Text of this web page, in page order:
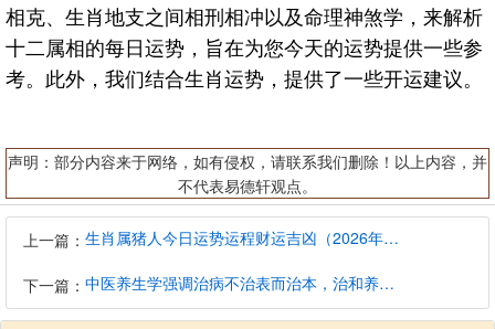
相克、生肖地支之间相刑相冲以及命理神煞学，来解析
十二属相的每日运势，旨在为您今天的运势提供一些参
考。此外，我们结合生肖运势，提供了一些开运建议。
声明：部分内容来于网络，如有侵权，请联系我们删除！以上内容，并
不代表易德轩观点。
上一篇： 生肖属猪人今日运势运程财运吉凶（2026年8月7日）详解查询
下一篇： 中医养生学强调治病不治表而治本，治和养兼顾是有必要的